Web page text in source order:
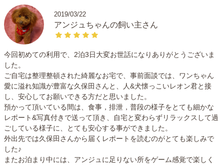
2019/03/22
アンジュちゃんの飼い主さん
今回初めての利用で、2泊3日大変お世話になりありがとうございま
した。
ご自宅は整理整頓された綺麗なお宅で、事前面談では、ワンちゃん
愛に溢れ知識が豊富な久保田さんと、人&犬懐っこいレオン君と接
し、安心してお願いできる方だと思いました。
預かって頂いている間は、食事，排泄，普段の様子をとても細かな
レポート&写真付きで送って頂き、自宅と変わらずリラックスして過
ごしている様子に、とても安心する事ができました。
外出先では久保田さんから届くレポートを読むのがとても楽しみで
した♪
またお泊まり中には、アンジュに足りない所をゲーム感覚で楽しく